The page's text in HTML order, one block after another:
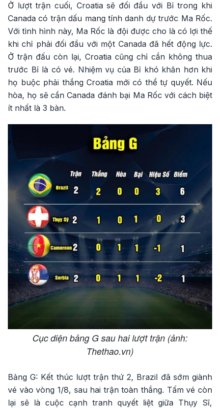
Ở lượt trận cuối, Croatia sẽ đối đầu với Bỉ trong khi
Canada có trận dấu mang tính danh dự trước Ma Rốc.
Với tình hình này, Ma Rốc là đội được cho là có lợi thế
khi chỉ phải đối đầu với một Canada đã hết động lực.
Ở trận đấu còn lại, Croatia cũng chỉ cần không thua
trước Bỉ là có vé. Nhiệm vụ của Bỉ khó khăn hơn khi
họ buộc phải thắng Croatia mới có thể tự quyết. Nếu
hòa, họ sẽ cần Canada đánh bại Ma Rốc với cách biệt
ít nhất là 3 bàn.
Cục diện bảng G sau hai lượt trận (ảnh:
Thethao.vn)
Bảng G: Kết thúc lượt trận thứ 2, Brazil đã sớm giành
vé vào vòng 1/8, sau hai trận toàn thắng. Tấm vé còn
lại sẽ là cuộc cạnh tranh quyết liệt giữa Thụy Sĩ,